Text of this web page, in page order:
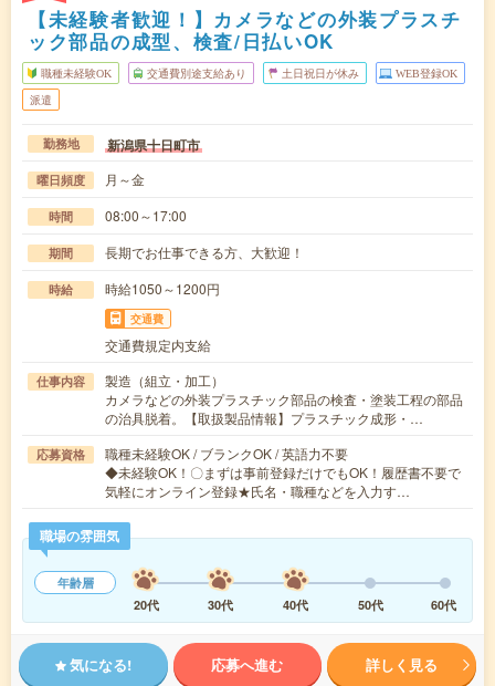
【未経験者歓迎！】カメラなどの外装プラスチ
ック部品の成型、検査/日払いOK
職種未経験OK 交通費別途支給あり 土日祝日が休み WEB登録OK
派遣
勤務地 新潟県十日町市
曜日頻度 月～金
時間 08:00～17:00
期間 長期でお仕事できる方、大歓迎！
時給 時給1050～1200円
交通費
交通費規定内支給
仕事内容
製造（組立・加工）
カメラなどの外装プラスチック部品の検査・塗装工程の部品
の治具脱着。【取扱製品情報】プラスチック成形・…
応募資格
職種未経験OK / ブランクOK / 英語力不要
◆未経験OK！〇まずは事前登録だけでもOK！履歴書不要で
気軽にオンライン登録★氏名・職種などを入力す…
職場の雰囲気
年齢層
20代
30代 40代 50代 60代
気になる! 応募へ進む 詳しく見る